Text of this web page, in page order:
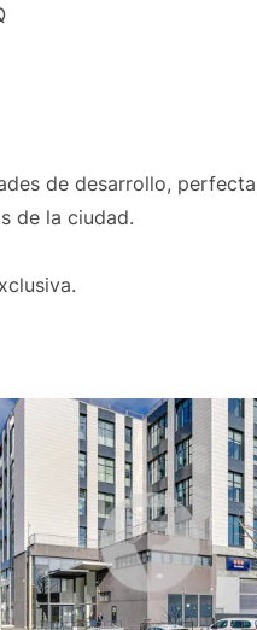
de desarrollo,
de la ciudad.